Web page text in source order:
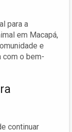
para a
em Macapá,
e
com o bem-
continuar